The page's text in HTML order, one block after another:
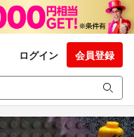
ログイン 会員登録